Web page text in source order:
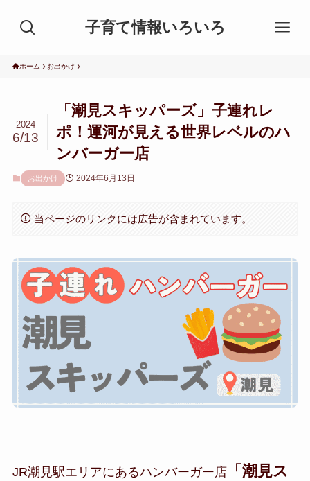
子育て情報いろいろ
ホーム お出かけ
「潮見スキッパーズ」子連れレ
ポ！運河が見える世界レベルのハ
ンバーガー店
2024
6/13
お出かけ 2024年6月13日
当ページのリンクには広告が含まれています。
JR潮見駅エリアにあるハンバーガー店「潮見ス